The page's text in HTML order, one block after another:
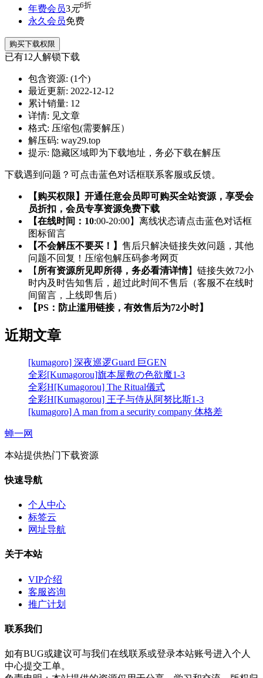
年费会员3元6折
永久会员免费
购买下载权限
已有12 人解锁下载
包含资源: (1个)
最近更新: 2022-12-12
累计销量: 12
详情: 见文章
格式: 压缩包(需要解压）
解压码: way29.top
提示: 隐藏区域即为下载地址，务必下载在解压
下载遇到问题？可点击蓝色对话框联系客服或反馈。
【购买权限】开通任意会员即可购买全站资源，享受会
员折扣，会员专享资源免费下载
【在线时间：10:00-20:00】离线状态请点击蓝色对话框
图标留言
【不会解压不要买！】 售后只解决链接失效问题，其他
问题不回复！压缩包解压码参考网页
【 所有资源所见即所得，务必看清详情】链接失效72小
时内及时告知售后，超过此时间不售后（客服不在线时
间留言，上线即售后）
【PS：防止滥用链接，有效售后为72小时】
近期文章
[kumagoro] 深夜巡逻Guard 巨GEN
全彩[Kumagorou]旗本屋敷の色欲魔1-3
全彩H[Kumagorou] The Ritual儀式
全彩H[Kumagorou] 王子与侍从阿努比斯1-3
[kumagoro] A man from a security company 体格差
蝉一网
本站提供热门下载资源
快速导航
个人中心
标签云
网址导航
关于本站
VIP介绍
客服咨询
推广计划
联系我们
如有BUG或建议可与我们在线联系或登录本站账号进入个人
中心提交工单。